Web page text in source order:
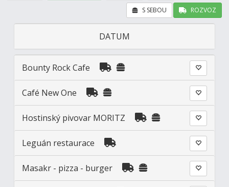
ROZVOZ
S SEBOU
DATUM
Bounty Rock Cafe
Café New One
Hostinský pivovar MORITZ
Leguán restaurace
Masakr - pizza - burger